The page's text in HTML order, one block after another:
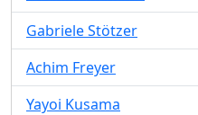
Gabriele Stötzer
Achim Freyer
Yayoi Kusama